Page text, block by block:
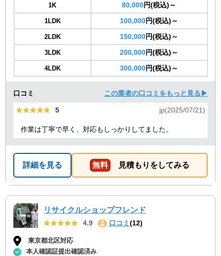
1K 80,000円(税込)～
1LDK 100,000円(税込)～
2LDK 150,000円(税込)～
3LDK 200,000円(税込)～
4LDK 300,000円(税込)～
口コミ この業者の口コミをもっと見る▶
★★★★★
★★★★★ 5 jp(2025/07/21)
作業は丁寧で早く、対応もしっかりしてました。
詳細を見る 無料 見積もりをしてみる
リサイクルショップフレンド
★★★★★
★★★★★ 4.9 口コミ (12)
東京都北区対応
本人確認証提出確認済み